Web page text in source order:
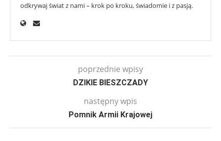
odkrywaj świat z nami – krok po kroku, świadomie i z pasją.
poprzednie wpisy
DZIKIE BIESZCZADY
następny wpis
Pomnik Armii Krajowej